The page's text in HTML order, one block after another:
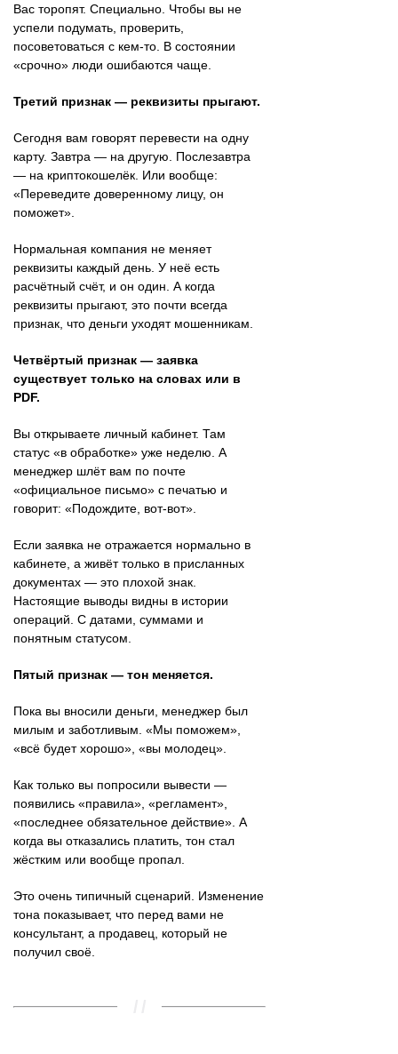
Вас торопят. Специально. Чтобы вы не
успели подумать, проверить,
посоветоваться с кем-то. В состоянии
«срочно» люди ошибаются чаще.
Третий признак — реквизиты прыгают.
Сегодня вам говорят перевести на одну
карту. Завтра — на другую. Послезавтра
— на криптокошелёк. Или вообще:
«Переведите доверенному лицу, он
поможет».
Нормальная компания не меняет
реквизиты каждый день. У неё есть
расчётный счёт, и он один. А когда
реквизиты прыгают, это почти всегда
признак, что деньги уходят мошенникам.
Четвёртый признак — заявка
существует только на словах или в
PDF.
Вы открываете личный кабинет. Там
статус «в обработке» уже неделю. А
менеджер шлёт вам по почте
«официальное письмо» с печатью и
говорит: «Подождите, вот-вот».
Если заявка не отражается нормально в
кабинете, а живёт только в присланных
документах — это плохой знак.
Настоящие выводы видны в истории
операций. С датами, суммами и
понятным статусом.
Пятый признак — тон меняется.
Пока вы вносили деньги, менеджер был
милым и заботливым. «Мы поможем»,
«всё будет хорошо», «вы молодец».
Как только вы попросили вывести —
появились «правила», «регламент»,
«последнее обязательное действие». А
когда вы отказались платить, тон стал
жёстким или вообще пропал.
Это очень типичный сценарий. Изменение
тона показывает, что перед вами не
консультант, а продавец, который не
получил своё.